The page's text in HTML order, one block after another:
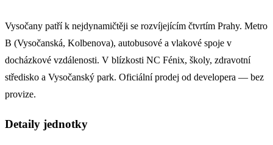
Vysočany patří k nejdynamičtěji se rozvíjejícím čtvrtím Prahy. Metro
B (Vysočanská, Kolbenova), autobusové a vlakové spoje v
docházkové vzdálenosti. V blízkosti NC Fénix, školy, zdravotní
středisko a Vysočanský park. Oficiální prodej od developera — bez
provize.
Detaily jednotky